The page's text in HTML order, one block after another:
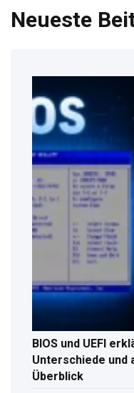
Neueste
BIOS und UEFI
Unterschiede und
Überblick